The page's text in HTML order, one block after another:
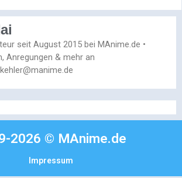
seit August 2015 bei MAnime.de •
Anregungen & mehr an
2026 © MAnime.de
Impressum